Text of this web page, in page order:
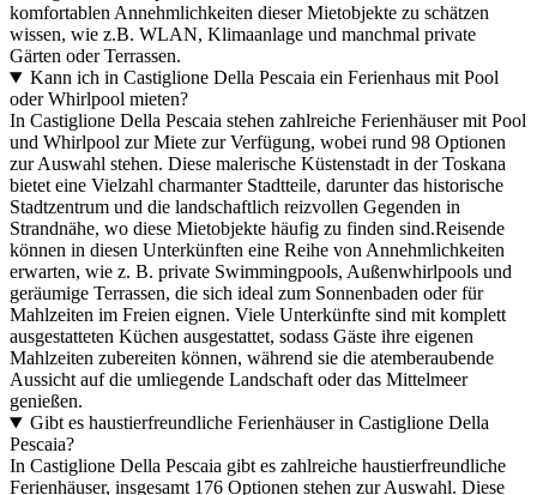
komfortablen Annehmlichkeiten dieser Mietobjekte zu schätzen
wissen, wie z.B. WLAN, Klimaanlage und manchmal private
Gärten oder Terrassen.
Kann ich in Castiglione Della Pescaia ein Ferienhaus mit Pool
oder Whirlpool mieten?
In Castiglione Della Pescaia stehen zahlreiche Ferienhäuser mit Pool
und Whirlpool zur Miete zur Verfügung, wobei rund 98 Optionen
zur Auswahl stehen. Diese malerische Küstenstadt in der Toskana
bietet eine Vielzahl charmanter Stadtteile, darunter das historische
Stadtzentrum und die landschaftlich reizvollen Gegenden in
Strandnähe, wo diese Mietobjekte häufig zu finden sind.Reisende
können in diesen Unterkünften eine Reihe von Annehmlichkeiten
erwarten, wie z. B. private Swimmingpools, Außenwhirlpools und
geräumige Terrassen, die sich ideal zum Sonnenbaden oder für
Mahlzeiten im Freien eignen. Viele Unterkünfte sind mit komplett
ausgestatteten Küchen ausgestattet, sodass Gäste ihre eigenen
Mahlzeiten zubereiten können, während sie die atemberaubende
Aussicht auf die umliegende Landschaft oder das Mittelmeer
genießen.
Gibt es haustierfreundliche Ferienhäuser in Castiglione Della
Pescaia?
In Castiglione Della Pescaia gibt es zahlreiche haustierfreundliche
Ferienhäuser, insgesamt 176 Optionen stehen zur Auswahl. Diese